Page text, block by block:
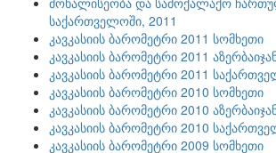
საქართველოში, 2011
კავკასიის ბარომეტრი 2011 სომხეთი
კავკასიის ბარომეტრი 2011
კავკასიის ბარომეტრი 2011
კავკასიის ბარომეტრი 2010 სომხეთი
კავკასიის ბარომეტრი 2010
კავკასიის ბარომეტრი 2010
კავკასიის ბარომეტრი 2009 სომხეთი